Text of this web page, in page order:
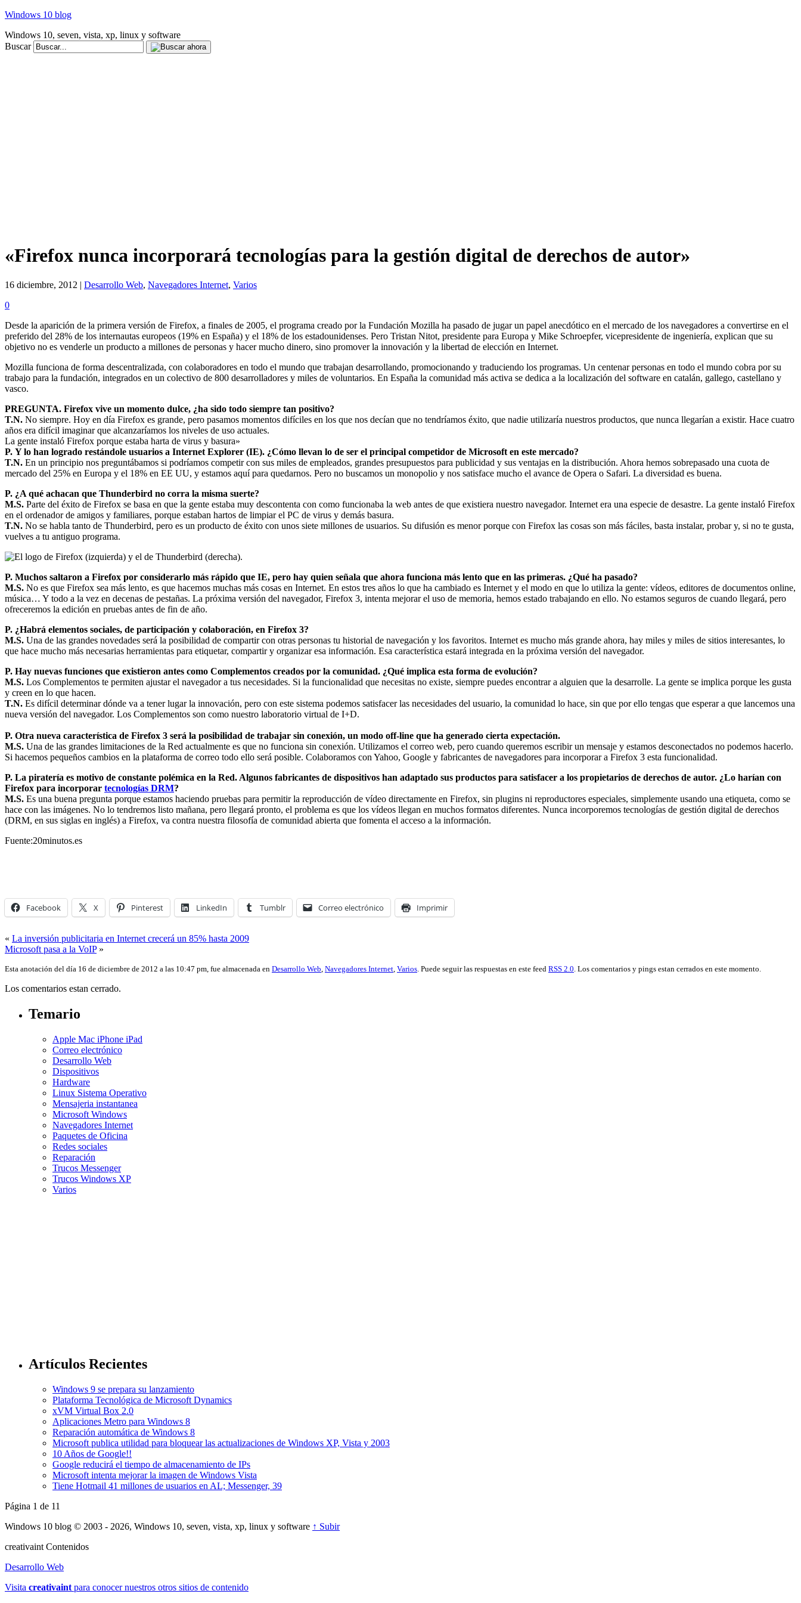
Windows 10 blog
Windows 10, seven, vista, xp, linux y software
Buscar
«Firefox nunca incorporará tecnologías para la gestión digital de derechos de autor»
16 diciembre, 2012 | Desarrollo Web, Navegadores Internet, Varios
0
Desde la aparición de la primera versión de Firefox, a finales de 2005, el programa creado por la Fundación Mozilla ha pasado de jugar un papel anecdótico en el mercado de los navegadores a convertirse en el
preferido del 28% de los internautas europeos (19% en España) y el 18% de los estadounidenses. Pero Tristan Nitot, presidente para Europa y Mike Schroepfer, vicepresidente de ingeniería, explican que su
objetivo no es venderle un producto a millones de personas y hacer mucho dinero, sino promover la innovación y la libertad de elección en Internet.
Mozilla funciona de forma descentralizada, con colaboradores en todo el mundo que trabajan desarrollando, promocionando y traduciendo los programas. Un centenar personas en todo el mundo cobra por su
trabajo para la fundación, integrados en un colectivo de 800 desarrolladores y miles de voluntarios. En España la comunidad más activa se dedica a la localización del software en catalán, gallego, castellano y
vasco.
PREGUNTA. Firefox vive un momento dulce, ¿ha sido todo siempre tan positivo?
T.N. No siempre. Hoy en día Firefox es grande, pero pasamos momentos difíciles en los que nos decían que no tendríamos éxito, que nadie utilizaría nuestros productos, que nunca llegarían a existir. Hace cuatro
años era difícil imaginar que alcanzaríamos los niveles de uso actuales.
La gente instaló Firefox porque estaba harta de virus y basura»
P. Y lo han logrado restándole usuarios a Internet Explorer (IE). ¿Cómo llevan lo de ser el principal competidor de Microsoft en este mercado?
T.N. En un principio nos preguntábamos si podríamos competir con sus miles de empleados, grandes presupuestos para publicidad y sus ventajas en la distribución. Ahora hemos sobrepasado una cuota de
mercado del 25% en Europa y el 18% en EE UU, y estamos aquí para quedarnos. Pero no buscamos un monopolio y nos satisface mucho el avance de Opera o Safari. La diversidad es buena.
P. ¿A qué achacan que Thunderbird no corra la misma suerte?
M.S. Parte del éxito de Firefox se basa en que la gente estaba muy descontenta con como funcionaba la web antes de que existiera nuestro navegador. Internet era una especie de desastre. La gente instaló Firefox
en el ordenador de amigos y familiares, porque estaban hartos de limpiar el PC de virus y demás basura.
T.N. No se habla tanto de Thunderbird, pero es un producto de éxito con unos siete millones de usuarios. Su difusión es menor porque con Firefox las cosas son más fáciles, basta instalar, probar y, si no te gusta,
vuelves a tu antiguo programa.
P. Muchos saltaron a Firefox por considerarlo más rápido que IE, pero hay quien señala que ahora funciona más lento que en las primeras. ¿Qué ha pasado?
M.S. No es que Firefox sea más lento, es que hacemos muchas más cosas en Internet. En estos tres años lo que ha cambiado es Internet y el modo en que lo utiliza la gente: vídeos, editores de documentos online,
música… Y todo a la vez en decenas de pestañas. La próxima versión del navegador, Firefox 3, intenta mejorar el uso de memoria, hemos estado trabajando en ello. No estamos seguros de cuando llegará, pero
ofreceremos la edición en pruebas antes de fin de año.
P. ¿Habrá elementos sociales, de participación y colaboración, en Firefox 3?
M.S. Una de las grandes novedades será la posibilidad de compartir con otras personas tu historial de navegación y los favoritos. Internet es mucho más grande ahora, hay miles y miles de sitios interesantes, lo
que hace mucho más necesarias herramientas para etiquetar, compartir y organizar esa información. Esa característica estará integrada en la próxima versión del navegador.
P. Hay nuevas funciones que existieron antes como Complementos creados por la comunidad. ¿Qué implica esta forma de evolución?
M.S. Los Complementos te permiten ajustar el navegador a tus necesidades. Si la funcionalidad que necesitas no existe, siempre puedes encontrar a alguien que la desarrolle. La gente se implica porque les gusta
y creen en lo que hacen.
T.N. Es difícil determinar dónde va a tener lugar la innovación, pero con este sistema podemos satisfacer las necesidades del usuario, la comunidad lo hace, sin que por ello tengas que esperar a que lancemos una
nueva versión del navegador. Los Complementos son como nuestro laboratorio virtual de I+D.
P. Otra nueva característica de Firefox 3 será la posibilidad de trabajar sin conexión, un modo off-line que ha generado cierta expectación.
M.S. Una de las grandes limitaciones de la Red actualmente es que no funciona sin conexión. Utilizamos el correo web, pero cuando queremos escribir un mensaje y estamos desconectados no podemos hacerlo.
Si hacemos pequeños cambios en la plataforma de correo todo ello será posible. Colaboramos con Yahoo, Google y fabricantes de navegadores para incorporar a Firefox 3 esta funcionalidad.
P. La piratería es motivo de constante polémica en la Red. Algunos fabricantes de dispositivos han adaptado sus productos para satisfacer a los propietarios de derechos de autor. ¿Lo harían con
Firefox para incorporar tecnologías DRM?
M.S. Es una buena pregunta porque estamos haciendo pruebas para permitir la reproducción de vídeo directamente en Firefox, sin plugins ni reproductores especiales, simplemente usando una etiqueta, como se
hace con las imágenes. No lo tendremos listo mañana, pero llegará pronto, el problema es que los vídeos llegan en muchos formatos diferentes. Nunca incorporemos tecnologías de gestión digital de derechos
(DRM, en sus siglas en inglés) a Firefox, va contra nuestra filosofía de comunidad abierta que fomenta el acceso a la información.
Fuente:20minutos.es
Facebook X Pinterest LinkedIn Tumblr Correo electrónico Imprimir
« La inversión publicitaria en Internet crecerá un 85% hasta 2009
Microsoft pasa a la VoIP»
Esta anotación del día 16 de diciembre de 2012 a las 10:47 pm, fue almacenada en Desarrollo Web Navegadores Internet Varios . Puede seguir las respuestas en este feed RSS 2.0 . Los comentarios y pings estan cerrados en este momento.
Los comentarios estan cerrado.
Temario
Apple Mac iPhone iPad
Correo electrónico
Desarrollo Web
Dispositivos
Hardware
Linux Sistema Operativo
Mensajeria instantanea
Microsoft Windows
Navegadores Internet
Paquetes de Oficina
Redes sociales
Reparación
Trucos Messenger
Trucos Windows XP
Varios
Artículos Recientes
Windows 9 se prepara su lanzamiento
Plataforma Tecnológica de Microsoft Dynamics
xVM Virtual Box 2.0
Aplicaciones Metro para Windows 8
Reparación automática de Windows 8
Microsoft publica utilidad para bloquear las actualizaciones de Windows XP, Vista y 2003
10 Años de Google!!
Google reducirá el tiempo de almacenamiento de IPs
Microsoft intenta mejorar la imagen de Windows Vista
Tiene Hotmail 41 millones de usuarios en AL; Messenger, 39
Página 1 de 11
Windows 10 blog © 2003 - 2026, Windows 10, seven, vista, xp, linux y software ↑ Subir
creativaint Contenidos
Desarrollo Web
Visita creativaint para conocer nuestros otros sitios de contenido